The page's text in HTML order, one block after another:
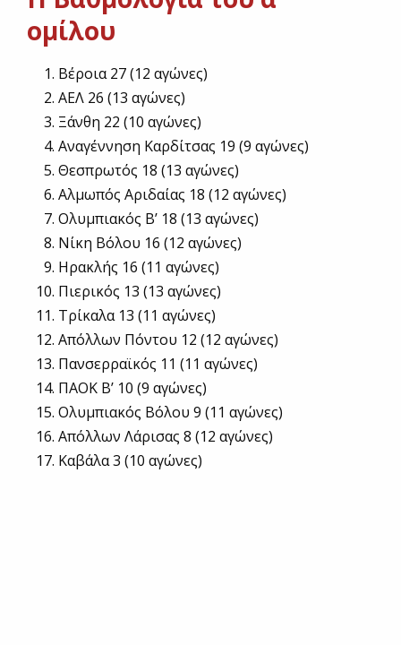
ομίλου
Βέροια 27 (12 αγώνες)
ΑΕΛ 26 (13 αγώνες)
Ξάνθη 22 (10 αγώνες)
Αναγέννηση Καρδίτσας 19 (9 αγώνες)
Θεσπρωτός 18 (13 αγώνες)
Αλμωπός Αριδαίας 18 (12 αγώνες)
Ολυμπιακός Β’ 18 (13 αγώνες)
Νίκη Βόλου 16 (12 αγώνες)
Ηρακλής 16 (11 αγώνες)
Πιερικός 13 (13 αγώνες)
Τρίκαλα 13 (11 αγώνες)
Απόλλων Πόντου 12 (12 αγώνες)
Πανσερραϊκός 11 (11 αγώνες)
ΠΑΟΚ Β’ 10 (9 αγώνες)
Ολυμπιακός Βόλου 9 (11 αγώνες)
Απόλλων Λάρισας 8 (12 αγώνες)
Καβάλα 3 (10 αγώνες)